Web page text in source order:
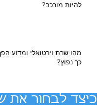
להיות מורכב?
מהו שרת וירטואלי ומדוע
כך נפוץ?
כיצד לבחור את